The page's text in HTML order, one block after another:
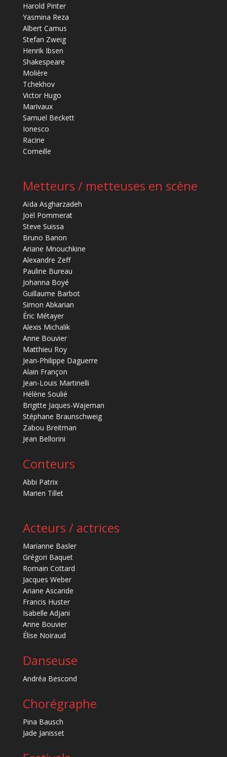
Harold Pinter
Yasmina Reza
Albert Camus
Stefan Zweig
Henrik Ibsen
Shakespeare
Molière
Tchekhov
Victor Hugo
Marivaux
Samuel Beckett
Ionesco
Racine
Corneille
Metteurs / metteuses en scène
Aïda Asgharzadeh
Joël Pommerat
Steve Suissa
Bruno Banon
Ariane Mnouchkine
Alexandre Zeff
Pauline Bureau
Johanna Boyé
Guillaume Barbot
Simon Abkarian
Éric Métayer
Alexis Michalik
Anne Bouvier
Matthieu Roy
Jean-Philippe Daguerre
Alain Françon
Jean-Louis Martinelli
Hélène Soulié
Brigitte Jaques-Wajeman
Stéphane Braunschweig
Zabou Breitman
Jean Bellorini
Conteurs
Abbi Patrix
Marien Tillet
Acteurs / actrices
Marianne Basler
Grégori Baquet
Romain Cottard
Jacques Weber
Ariane Ascaride
Francis Huster
Isabelle Adjani
Anne Bouvier
Élise Noiraud
Danseuse
Andréa Bescond
Chorégraphe
Pina Bausch
Jade Janisset